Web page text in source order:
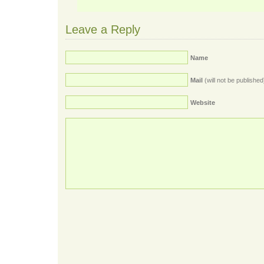
Leave a Reply
Name
Mail (will not be
Website